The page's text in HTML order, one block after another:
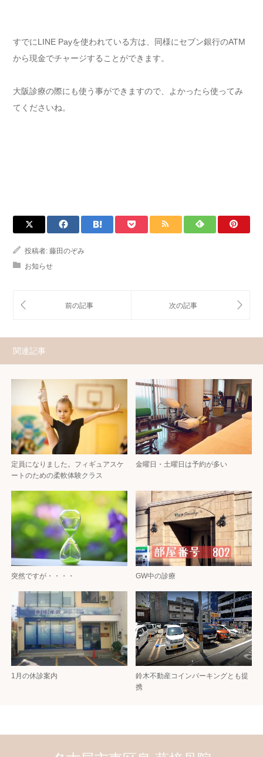
すでにLINE Payを使われている方は、同様にセブン銀行のATM
から現金でチャージすることができます。
大阪診療の際にも使う事ができますので、よかったら使ってみ
てくださいね。
投稿者: 藤田のぞみ
お知らせ
関連記事
定員になりました。フィギュアスケ
ートのための柔軟体験クラス
金曜日・土曜日は予約が多い
突然ですが・・・・ GW中の診療
1月の休診案内
鈴木不動産コインパーキングとも提
携